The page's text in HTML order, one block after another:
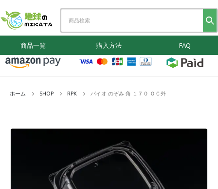
商品一覧 購入方法 FAQ
ホーム SHOP RPK バイオ のぞみ 角 １７０ ＯＣ外